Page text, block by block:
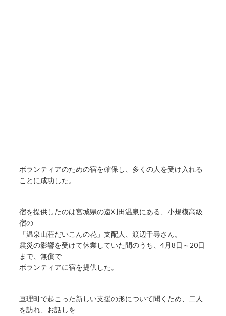
ボランティアのための宿を確保し、多くの人を受け入れる
ことに成功した。
宿を提供したのは宮城県の遠刈田温泉にある、小規模高級
宿の
「温泉山荘だいこんの花」支配人、渡辺千尋さん。
震災の影響を受けて休業していた間のうち、4月8日～20日
まで、無償で
ボランティアに宿を提供した。
亘理町で起こった新しい支援の形について聞くため、二人
を訪れ、お話しを